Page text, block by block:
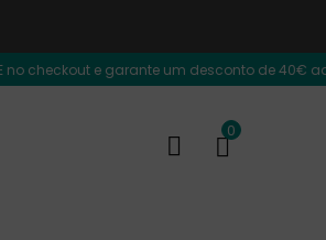
garante um desconto de 40€ adicional na
0